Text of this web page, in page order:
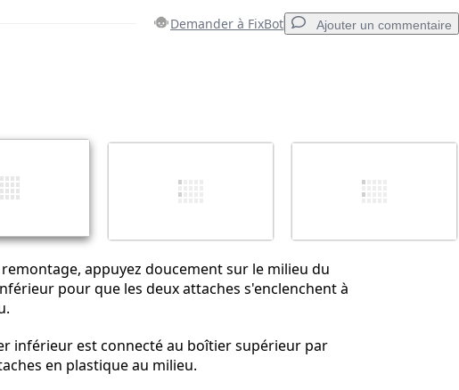
Demander à FixBot Ajouter un commentaire
Publier un commentaire
appuyez doucement sur le milieu du
pour que les deux attaches s'enclenchent à
inférieur est connecté au boîtier supérieur par
en plastique au milieu.